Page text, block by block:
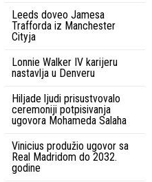
Leeds doveo Jamesa
Trafforda iz Manchester
Cityja
Lonnie Walker IV karijeru
nastavlja u Denveru
Hiljade ljudi prisustvovalo
ceremoniji potpisivanja
ugovora Mohameda Salaha
Vinicius produžio ugovor sa
Real Madridom do 2032.
godine